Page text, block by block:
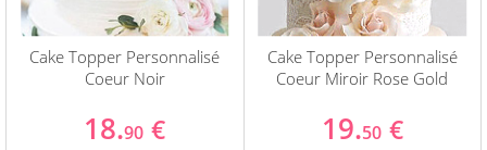
Cake Topper Personnalisé
Coeur Noir
18.90 €
Cake Topper Personnalisé
Coeur Miroir Rose Gold
19.50 €